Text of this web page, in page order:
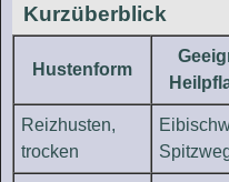
Kurzüberblick
Hustenform
Reizhusten,
trocken